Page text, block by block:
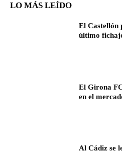
LO MÁS LEÍDO
El Castellón
último
El Girona
en el
Al Cádiz se